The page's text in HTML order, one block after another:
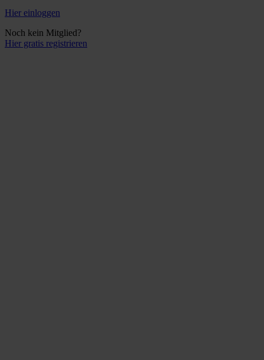
Hier einloggen
Noch kein Mitglied?
Hier gratis registrieren